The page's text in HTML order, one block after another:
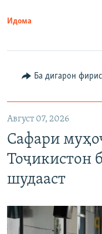
Идома
Ба дигарон
Август 07, 2026
Сафари
Тоҷикистон
шудааст